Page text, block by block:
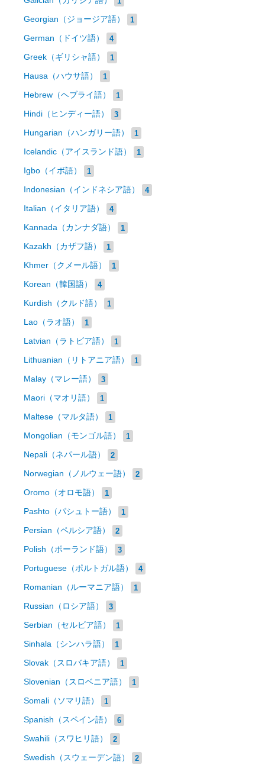
Georgian（ジョージア語） 1
German（ドイツ語） 4
Greek（ギリシャ語） 1
Hausa（ハウサ語） 1
Hebrew（ヘブライ語） 1
Hindi（ヒンディー語） 3
Hungarian（ハンガリー語） 1
Icelandic（アイスランド語） 1
Igbo（イボ語） 1
Indonesian（インドネシア語） 4
Italian（イタリア語） 4
Kannada（カンナダ語） 1
Kazakh（カザフ語） 1
Khmer（クメール語） 1
Korean（韓国語） 4
Kurdish（クルド語） 1
Lao（ラオ語） 1
Latvian（ラトビア語） 1
Lithuanian（リトアニア語） 1
Malay（マレー語） 3
Maori（マオリ語） 1
Maltese（マルタ語） 1
Mongolian（モンゴル語） 1
Nepali（ネパール語） 2
Norwegian（ノルウェー語） 2
Oromo（オロモ語） 1
Pashto（パシュトー語） 1
Persian（ペルシア語） 2
Polish（ポーランド語） 3
Portuguese（ポルトガル語） 4
Romanian（ルーマニア語） 1
Russian（ロシア語） 3
Serbian（セルビア語） 1
Sinhala（シンハラ語） 1
Slovak（スロバキア語） 1
Slovenian（スロベニア語） 1
Somali（ソマリ語） 1
Spanish（スペイン語） 6
Swahili（スワヒリ語） 2
Swedish（スウェーデン語） 2